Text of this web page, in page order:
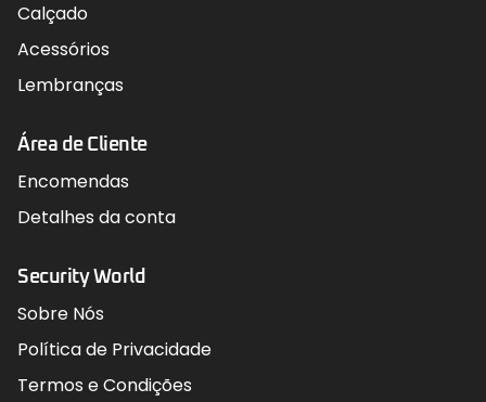
Calçado
Acessórios
Lembranças
Área de Cliente
Encomendas
Detalhes da conta
Security World
Sobre Nós
Política de Privacidade
Termos e Condições